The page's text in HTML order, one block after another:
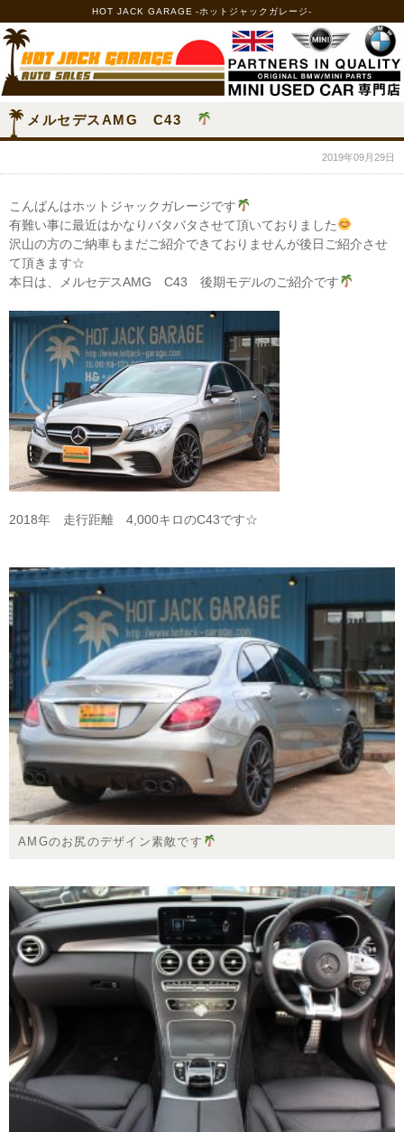
HOT JACK GARAGE -ホットジャックガレージ-
メルセデスAMG C43
2019年09月29日
こんばんはホットジャックガレージです
有難い事に最近はかなりバタバタさせて頂いておりました
沢山の方のご納車もまだご紹介できておりませんが後日ご紹介させ
て頂きます☆
本日は、メルセデスAMG C43 後期モデルのご紹介です
2018年 走行距離 4,000キロのC43です☆
AMGのお尻のデザイン素敵です